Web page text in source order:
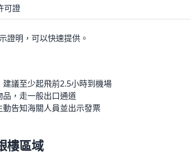
可證
證明，可以快速提供。
議至少起飛前2.5小時到機場
，走一般出口通道
告知海關人員並出示發票
樓區域